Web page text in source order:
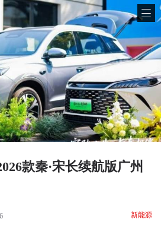
款秦·宋长续航版广州
新能源